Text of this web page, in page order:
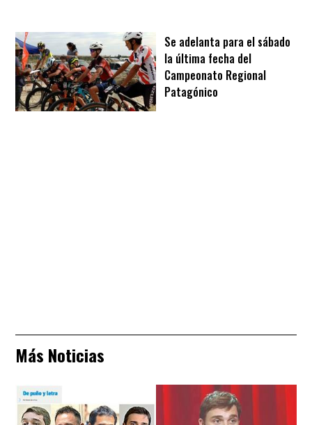
Se adelanta para el sábado
la última fecha del
Campeonato Regional
Patagónico
Más Noticias